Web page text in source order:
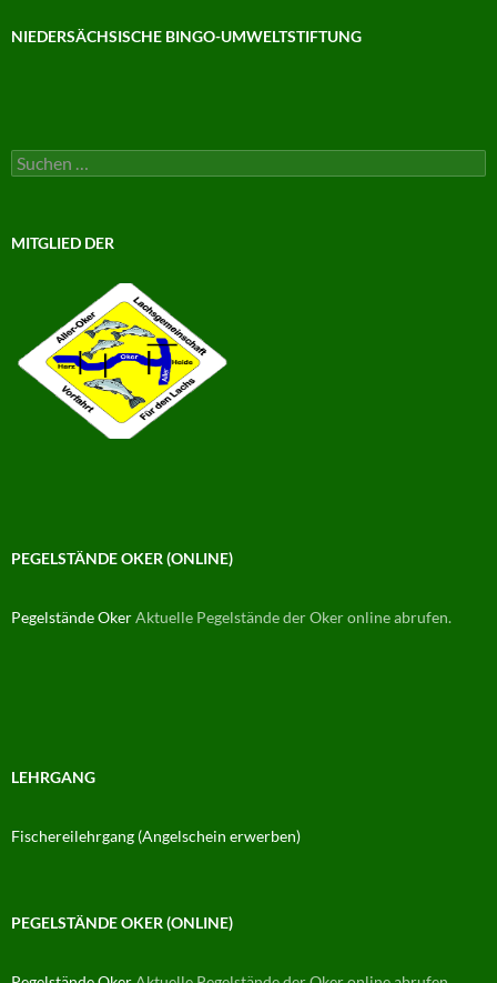
NIEDERSÄCHSISCHE BINGO-UMWELTSTIFTUNG
Suchen
nach:
MITGLIED DER
PEGELSTÄNDE OKER (ONLINE)
Pegelstände OkerAktuelle Pegelstände der Oker online abrufen.
LEHRGANG
Fischereilehrgang (Angelschein erwerben)
PEGELSTÄNDE OKER (ONLINE)